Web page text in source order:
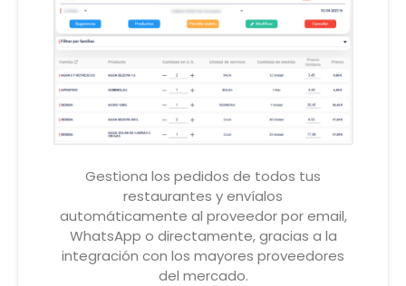
Gestiona los pedidos de todos tus
restaurantes y envíalos
automáticamente al proveedor por email,
WhatsApp o directamente, gracias a la
integración con los mayores proveedores
del mercado.